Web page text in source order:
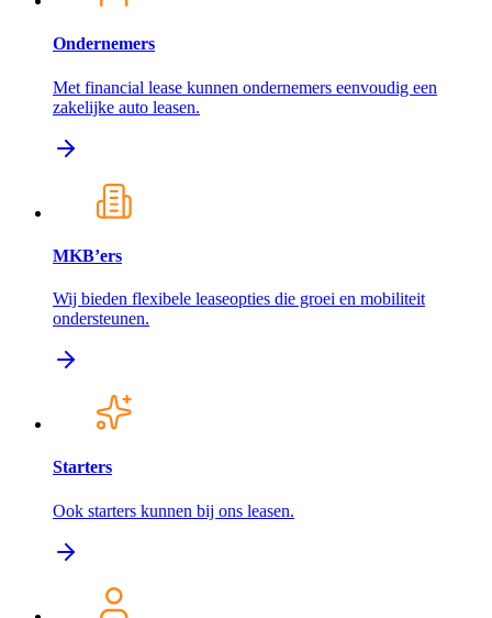
Ondernemers
Met financial lease kunnen ondernemers eenvoudig een
zakelijke auto leasen.
MKB’ers
Wij bieden flexibele leaseopties die groei en mobiliteit
ondersteunen.
Starters
Ook starters kunnen bij ons leasen.